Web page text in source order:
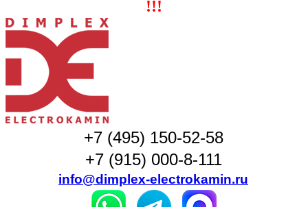
!!!
+7 (495) 150-52-58
+7 (915) 000-8-111
info@dimplex-electrokamin.ru